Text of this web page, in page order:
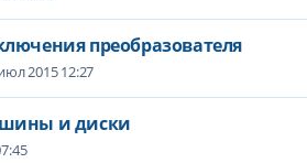
преобразователя
2015 12:27
и диски